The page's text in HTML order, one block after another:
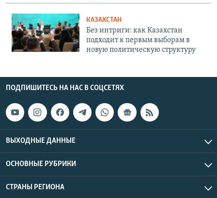
КАЗАХСТАН
Без интриги: как Казахстан
подходит к первым выборам в
новую политическую структуру
ПОДПИШИТЕСЬ НА НАС В СОЦСЕТЯХ
ВЫХОДНЫЕ ДАННЫЕ
ОСНОВНЫЕ РУБРИКИ
СТРАНЫ РЕГИОНА